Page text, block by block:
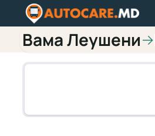
Вама Леушени→